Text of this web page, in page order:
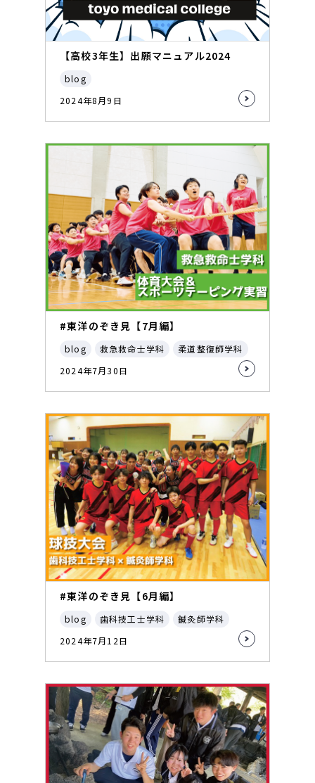
【高校3年生】出願マニュアル2024
blog
2024年8月9日
#東洋のぞき見【7月編】
blog 救急救命士学科
柔道整復師学科
2024年7月30日
#東洋のぞき見【6月編】
blog 歯科技工士学科
鍼灸師学科
2024年7月12日